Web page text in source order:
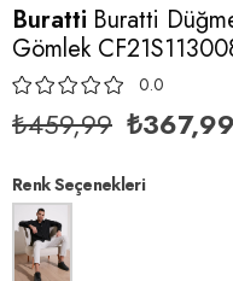
Buratti Buratti
Gömlek
0.0
₺459,99 ₺367,99
Renk Seçenekleri